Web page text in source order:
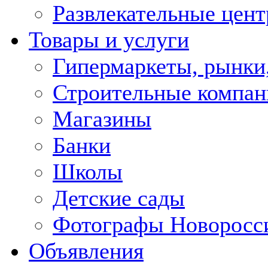
Развлекательные
Товары и услуги
Гипермаркеты,
Строительные
Магазины
Банки
Школы
Детские сады
Фотографы
Объявления